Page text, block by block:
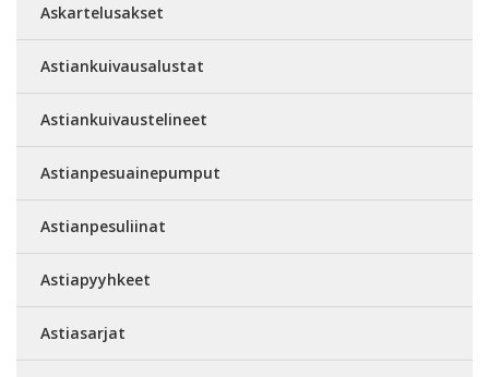
Askartelusakset
Astiankuivausalustat
Astiankuivaustelineet
Astianpesuainepumput
Astianpesuliinat
Astiapyyhkeet
Astiasarjat